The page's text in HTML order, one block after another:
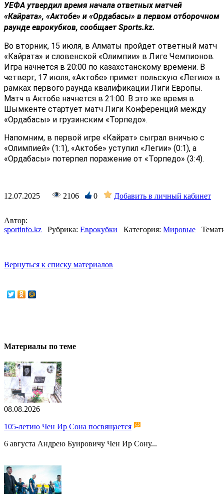
УЕФА утвердил время начала ответных матчей
«Кайрата», «Актобе» и «Ордабасы» в первом отборочном
раунде еврокубков, сообщает Sports.kz.
Во вторник, 15 июля, в Алматы пройдет ответный матч
«Кайрата» и словенской «Олимпии» в Лиге Чемпионов.
Игра начнется в 20:00 по казахстанскому времени. В
четверг, 17 июля, «Актобе» примет польскую «Легию» в
рамках первого раунда квалификации Лиги Европы.
Матч в Актобе начнется в 21:00. В это же время в
Шымкенте стартует матч Лиги Конференций между
«Ордабасы» и грузинским «Торпедо».
Напомним, в первой игре «Кайрат» сыграл вничью с
«Олимпией» (1:1), «Актобе» уступил «Легии» (0:1), а
«Ордабасы» потерпел поражение от «Торпедо» (3:4).
12.07.2025 2106 0 Добавить в личный кабинет
Автор:
sportinfo.kz
Рубрика: Еврокубки Категория: Мировые
Вернуться к списку материалов
Материалы по теме
08.08.2026
105-летию Чен Ир Сона посвящается
6 августа Андрею Буировичу Чен Ир Сону...